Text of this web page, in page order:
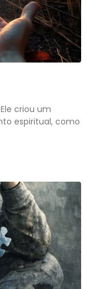
criou um
espiritual, como